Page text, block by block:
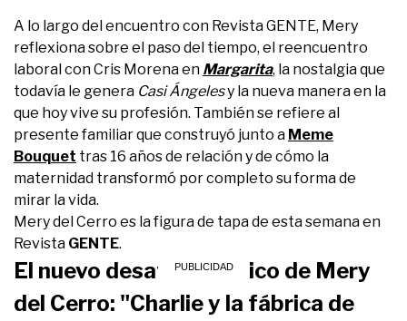
A lo largo del encuentro con Revista GENTE, Mery
reflexiona sobre el paso del tiempo, el reencuentro
laboral con Cris Morena en Margarita, la nostalgia que
todavía le genera Casi Ángelesy la nueva manera en la
que hoy vive su profesión. También se refiere al
presente familiar que construyó junto a Meme
Bouquet tras 16 años de relación y de cómo la
maternidad transformó por completo su forma de
mirar la vida.
Mery del Cerro es la figura de tapa de esta semana en
Revista GENTE.
El nuevo desafío artístico de Mery
del Cerro: "Charlie y la fábrica de